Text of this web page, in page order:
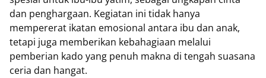
dan penghargaan. Kegiatan ini tidak hanya
mempererat ikatan emosional antara ibu dan anak,
tetapi juga memberikan kebahagiaan melalui
pemberian kado yang penuh makna di tengah suasana
ceria dan hangat.